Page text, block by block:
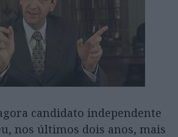
candidato independente
nos últimos dois anos, mais